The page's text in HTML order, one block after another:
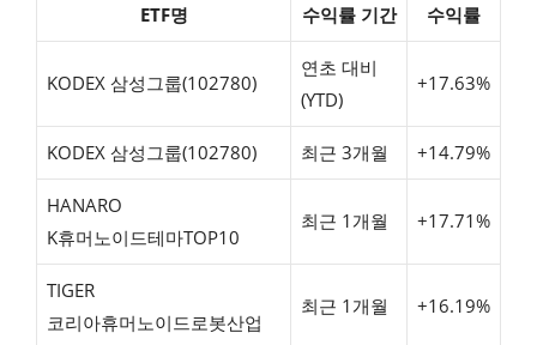
ETF명 수익률 기간 수익률
KODEX 삼성그룹(102780)
연초 대비
(YTD)
+17.63%
KODEX 삼성그룹(102780) 최근 3개월 +14.79%
HANARO
K휴머노이드테마TOP10
최근 1개월 +17.71%
TIGER
코리아휴머노이드로봇산업
최근 1개월 +16.19%